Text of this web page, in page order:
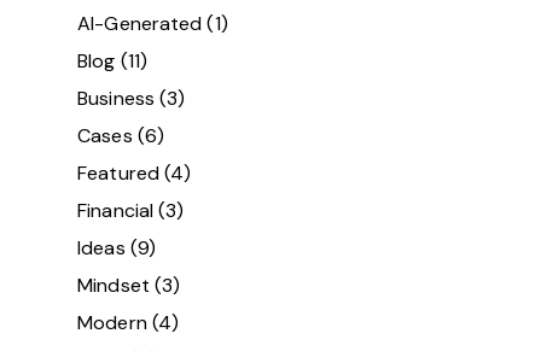
AI-Generated(1)
Blog (11)
Business (3)
Cases (6)
Featured(4)
Financial(3)
Ideas (9)
Mindset (3)
Modern(4)